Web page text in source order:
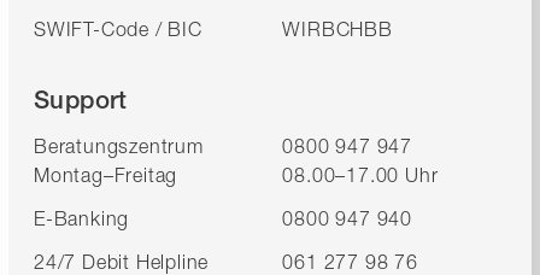
SWIFT-Code / BIC
WIRBCHBB
Support
Beratungszentrum
0800 947 947
Montag–Freitag
08.00–17.00 Uhr
E-Banking
0800 947 940
24/7 Debit Helpline
061 277 98 76